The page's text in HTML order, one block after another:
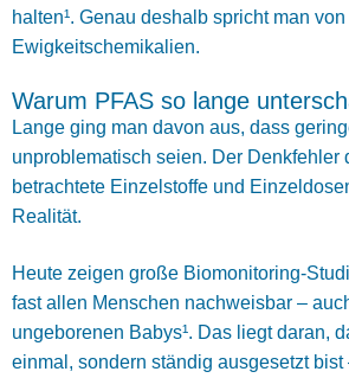
halten¹. Genau deshalb spricht man von
Ewigkeitschemikalien.
Warum PFAS so lange
Lange ging man davon aus, dass
unproblematisch seien. Der Denkfehler
betrachtete Einzelstoffe und
Realität.
Heute zeigen große Biomonitoring-
fast allen Menschen nachweisbar –
ungeborenen Babys¹. Das liegt daran,
einmal, sondern ständig ausgesetzt bist